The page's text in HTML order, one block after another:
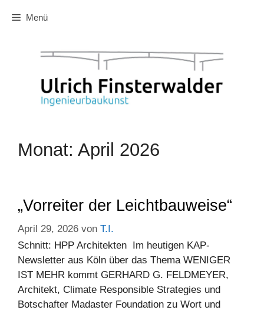
Inhalt Menü
Monat: April 2026
„Vorreiter der Leichtbauweise“
April 29, 2026 von T.I.
Schnitt: HPP Architekten Im heutigen KAP-
Newsletter aus Köln über das Thema WENIGER
IST MEHR kommt GERHARD G. FELDMEYER,
Architekt, Climate Responsible Strategies und
Botschafter Madaster Foundation zu Wort und